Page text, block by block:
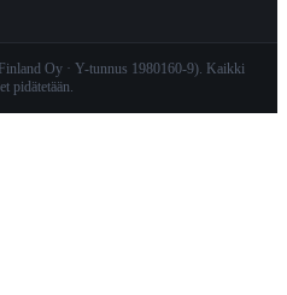
Oy · Y-tunnus 1980160-9). Kaikki
pidätetään.